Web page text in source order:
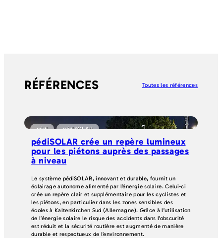
RÉFÉRENCES Toutes les références
pédi pédiSOLAR
pédiSOLAR crée un repère lumineux
pour les piétons auprès des passages
à niveau
Le système pédiSOLAR, innovant et durable, fournit un
éclairage autonome alimenté par l’énergie solaire. Celui-ci
crée un repère clair et supplémentaire pour les cyclistes et
les piétons, en particulier dans les zones sensibles des
écoles à Kaltenkirchen Sud (Allemagne). Grâce à l’utilisation
de l’énergie solaire le risque des accidents dans l’obscurité
est réduit et la sécurité routière est augmenté de manière
durable et respectueux de l’environnement.